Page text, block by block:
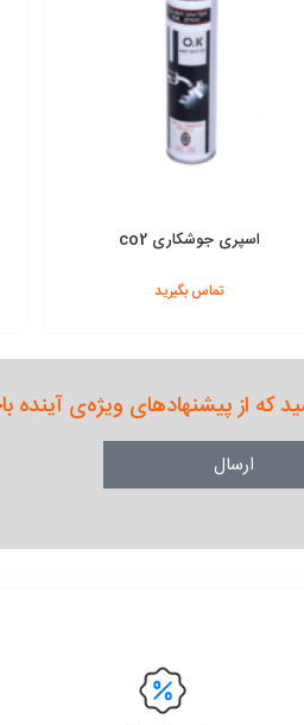
اسپری جوشکاری co2
تماس بگیرید
افزودن به سبد
که از پیشنهادهای ویژه‌ی آینده
ارسال